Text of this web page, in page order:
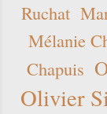
Ruchat
Mélanie
Chapuis
Olivier